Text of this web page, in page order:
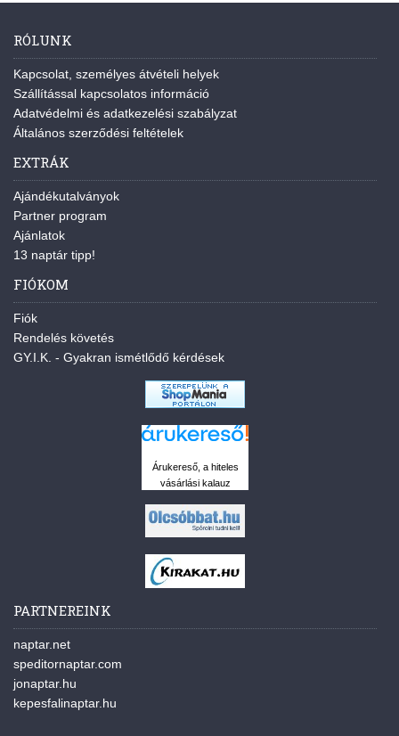
RÓLUNK
Kapcsolat, személyes átvételi helyek
Szállítással kapcsolatos információ
Adatvédelmi és adatkezelési szabályzat
Általános szerződési feltételek
EXTRÁK
Ajándékutalványok
Partner program
Ajánlatok
13 naptár tipp!
FIÓKOM
Fiók
Rendelés követés
GY.I.K. - Gyakran ismétlődő kérdések
Árukereső, a hiteles
vásárlási kalauz
PARTNEREINK
naptar.net
speditornaptar.com
jonaptar.hu
kepesfalinaptar.hu